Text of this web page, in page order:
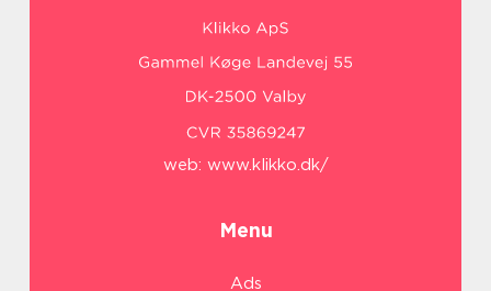
web: www.klikko.dk/
Menu
Ads